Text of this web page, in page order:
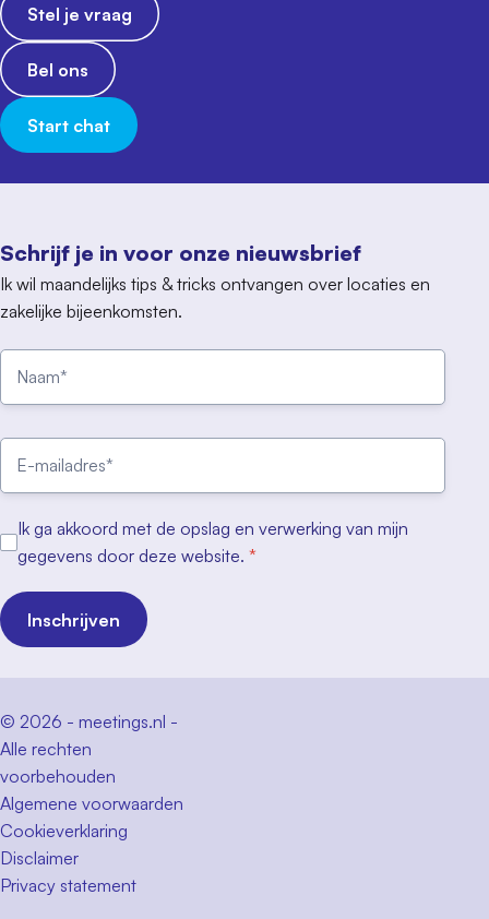
Schrijf je in voor onze nieuwsbrief
Ik wil maandelijks tips & tricks ontvangen over locaties en
zakelijke bijeenkomsten.
Ik ga akkoord met de opslag en verwerking van mijn
gegevens door deze website. *
Inschrijven
Stel je vraag
Bel ons
Start chat
© 2026 - meetings.nl -
Alle rechten
voorbehouden
Algemene voorwaarden
Cookieverklaring
Disclaimer
Privacy statement